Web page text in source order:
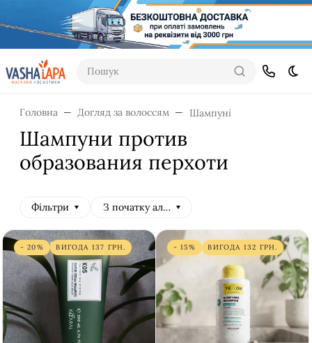
Пошук
Головна Догляд за волоссям Шампуні
Шампуни против
образования перхоти
Фільтри З початку алфавіту
- 20% ВИГОДА 137 ГРН. - 15% ВИГОДА 132 ГРН.